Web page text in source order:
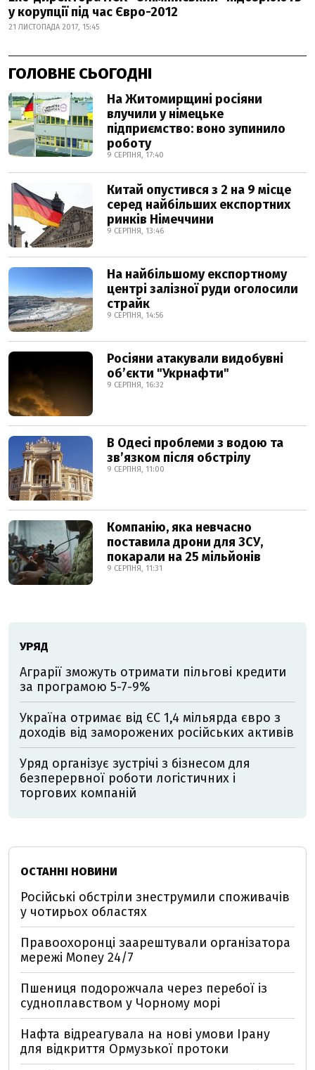
у корупції під час Євро-2012
21 ЛИСТОПАДА 2017, 15:45
ГОЛОВНЕ СЬОГОДНІ
На Житомирщині росіяни
влучили у німецьке
підприємство: воно зупинило
роботу
9 СЕРПНЯ, 17:40
Китай опустився з 2 на 9 місце
серед найбільших експортних
ринків Німеччини
9 СЕРПНЯ, 13:46
На найбільшому експортному
центрі залізної руди оголосили
страйк
9 СЕРПНЯ, 14:56
Росіяни атакували видобувні
обʼєкти "Укрнафти"
9 СЕРПНЯ, 16:32
В Одесі проблеми з водою та
звʼязком після обстрілу
9 СЕРПНЯ, 11:00
Компанію, яка невчасно
поставила дрони для ЗСУ,
покарали на 25 мільйонів
9 СЕРПНЯ, 11:31
УРЯД
Аграрії зможуть отримати пільгові кредити
за програмою 5-7-9%
Україна отримає від ЄС 1,4 мільярда євро з
доходів від заморожених російських активів
Уряд організує зустрічі з бізнесом для
безперервної роботи логістичних і
торгових компаній
ОСТАННІ НОВИНИ
Російські обстріли знеструмили споживачів
у чотирьох областях
Правоохоронці заарештували організатора
мережі Money 24/7
Пшениця подорожчала через перебої із
судноплавством у Чорному морі
Нафта відреагувала на нові умови Ірану
для відкриття Ормузької протоки